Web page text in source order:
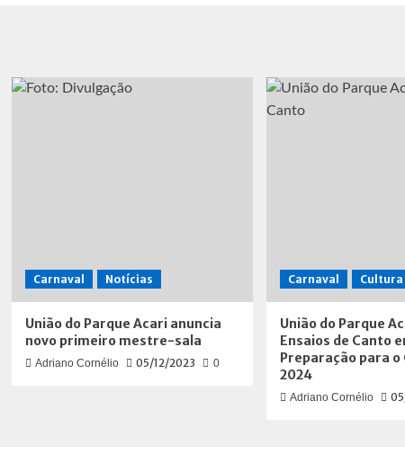
Carnaval Notícias
União do Parque Acari anuncia
novo primeiro mestre-sala
Adriano Cornélio 05/12/2023 0
Carnaval Cultura
União do Parque
Ensaios de Canto
Preparação para o
2024
Adriano Cornélio